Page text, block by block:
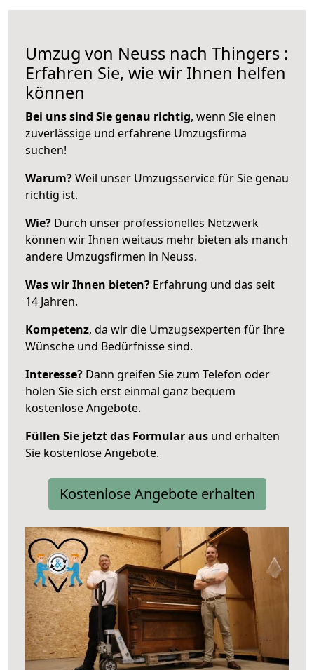
Umzug von Neuss nach Thingers :
Erfahren Sie, wie wir Ihnen helfen
können
Bei uns sind Sie genau richtig, wenn Sie einen
zuverlässige und erfahrene Umzugsfirma
suchen!
Warum?Weil unser Umzugsservice für Sie genau
richtig ist.
Wie? Durch unser professionelles Netzwerk
können wir Ihnen weitaus mehr bieten als manch
andere Umzugsfirmen in Neuss.
Was wir Ihnen bieten? Erfahrung und das seit
14 Jahren.
Kompetenz, da wir die Umzugsexperten für Ihre
Wünsche und Bedürfnisse sind.
Interesse? Dann greifen Sie zum Telefon oder
holen Sie sich erst einmal ganz bequem
kostenlose Angebote.
Füllen Sie jetzt das Formular aus und erhalten
Sie kostenlose Angebote.
Kostenlose Angebote erhalten